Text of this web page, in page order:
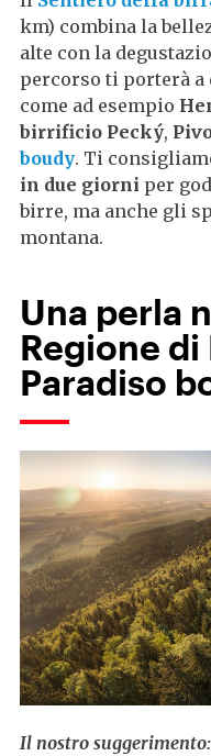
km) combina la
alte con la
percorso ti porterà
come ad esempio
birrificio Pecký,
boudy. Ti
in due giorni per
birre, ma anche gli
montana.
Una perla
Regione
Paradiso
Il nostro suggerimento: